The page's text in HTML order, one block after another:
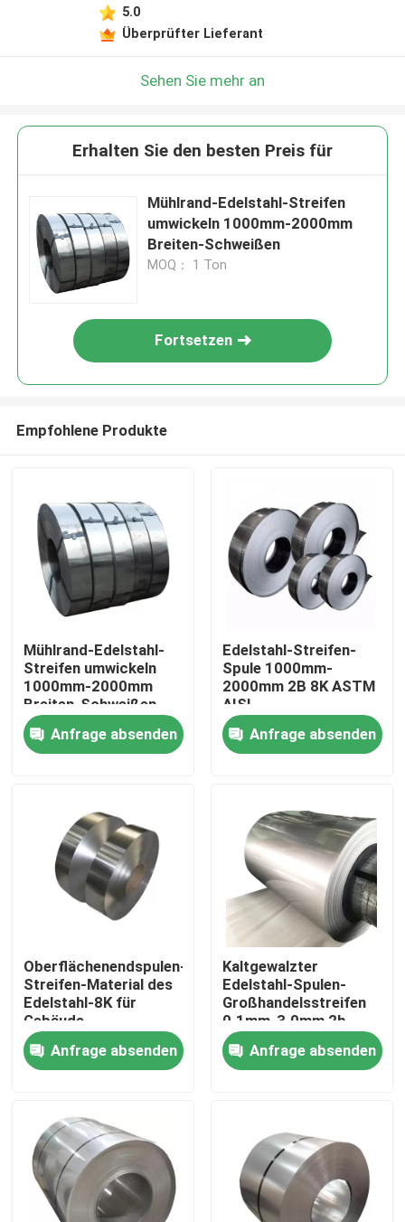
Haus
Produkte
Über uns
Fabrik-Ausflug
Qualitätskontrolle
Treten Sie mit uns in Verbindung
Spulenstreifen aus Edelstahl
Spule aus Edelstahl 304
5.0
Überprüfter Lieferant
Sehen Sie mehr an
Erhalten Sie den besten Preis für
Mühlrand-Edelstahl-Streifen
umwickeln 1000mm-2000mm
Breiten-Schweißen
MOQ： 1 Ton
Fortsetzen
Empfohlene Produkte
Mühlrand-Edelstahl-
Streifen umwickeln
1000mm-2000mm
Breiten-Schweißen
Anfrage absenden
Edelstahl-Streifen-
Spule 1000mm-
2000mm 2B 8K ASTM
AISI
Anfrage absenden
Oberflächenendspulen-
Streifen-Material des
Edelstahl-8K für
Gebäude
Anfrage absenden
Kaltgewalzter
Edelstahl-Spulen-
Großhandelsstreifen
0.1mm-3.0mm 2b
Anfrage absenden